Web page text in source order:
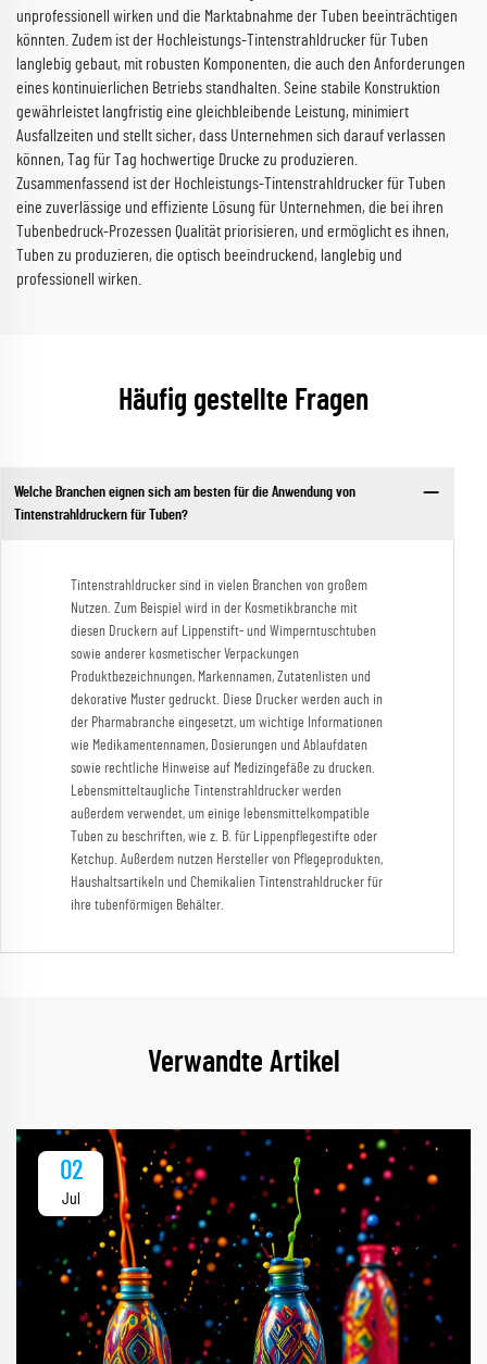
unprofessionell wirken und die Marktabnahme der Tuben beeinträchtigen
könnten. Zudem ist der Hochleistungs-Tintenstrahldrucker für Tuben
langlebig gebaut, mit robusten Komponenten, die auch den Anforderungen
eines kontinuierlichen Betriebs standhalten. Seine stabile Konstruktion
gewährleistet langfristig eine gleichbleibende Leistung, minimiert
Ausfallzeiten und stellt sicher, dass Unternehmen sich darauf verlassen
können, Tag für Tag hochwertige Drucke zu produzieren.
Zusammenfassend ist der Hochleistungs-Tintenstrahldrucker für Tuben
eine zuverlässige und effiziente Lösung für Unternehmen, die bei ihren
Tubenbedruck-Prozessen Qualität priorisieren, und ermöglicht es ihnen,
Tuben zu produzieren, die optisch beeindruckend, langlebig und
professionell wirken.
Häufig gestellte Fragen
Welche Branchen eignen sich am besten für die Anwendung von
Tintenstrahldruckern für Tuben?
Tintenstrahldrucker sind in vielen Branchen von großem
Nutzen. Zum Beispiel wird in der Kosmetikbranche mit
diesen Druckern auf Lippenstift- und Wimperntuschtuben
sowie anderer kosmetischer Verpackungen
Produktbezeichnungen, Markennamen, Zutatenlisten und
dekorative Muster gedruckt. Diese Drucker werden auch in
der Pharmabranche eingesetzt, um wichtige Informationen
wie Medikamentennamen, Dosierungen und Ablaufdaten
sowie rechtliche Hinweise auf Medizingefäße zu drucken.
Lebensmitteltaugliche Tintenstrahldrucker werden
außerdem verwendet, um einige lebensmittelkompatible
Tuben zu beschriften, wie z. B. für Lippenpflegestifte oder
Ketchup. Außerdem nutzen Hersteller von Pflegeprodukten,
Haushaltsartikeln und Chemikalien Tintenstrahldrucker für
ihre tubenförmigen Behälter.
Verwandte Artikel
02
Jul